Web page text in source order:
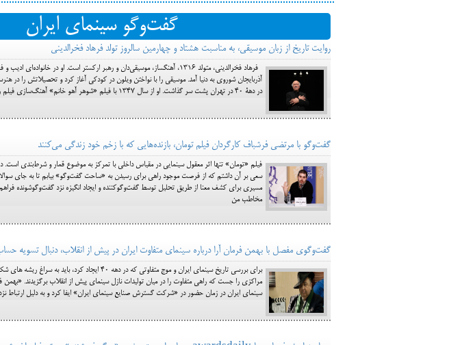
فهرست فیلم‌های بخش مسابقه جشنواره فیلم ونیز ۲۰۲۲ مشخص شد، سهم پررنگ
ایرانی‌ها
بیرون راندن فیلم‌های منتسب به حامیان کرملین از جشنواره کن، راه برای مستقل‌ها
باز است
گفت‌وگو سینمای ایران
روایت تاریخ از زبان موسیقی، به مناسبت هشتاد و چهارمین سالروز تولد فرهاد فخرالدینی
فرهاد فخرالدینی، متولد ۱۳۱۶، آهنگساز، موسیقی‌دان و رهبر ارکستر است. او در
آذربایجان شوروی به دنیا آمد. موسیقی را با نواختن ویلون در کودکی آغاز کرد و تحصیلاتش را در
در دهۀ ۴۰ در تهران پشت سر گذاشت. او از سال ۱۳۴۷ با فیلم «شوهر آهو خانم» آهنگ‌سازی فیلم را آغاز کرد و تا به امروز برای فیلم‌ها
گفت‌وگو با مرتضی فرشباف کارگردان فیلم تومان، بازنده‌هایی که با زخم خود زندگی می‌کنند
فیلم «تومان» تنها اثر معقول سینمایی در مقیاس داخلی با تمرکز به موضوع قمار و شرط‌بندی است.
سعی بر آن داشتم که از فرصت موجود راهی برای رسیدن به «ساحت گفت‌و‌گو» بیابم تا به جای
مسیری برای کشف معنا از طریق تحلیل توسط گفت‌و‌گوکننده و ایجاد انگیزه نزد گفت‌و‌گو‌شونده
مخاطب من
گفت‌وگوی مفصل با بهمن فرمان آرا درباره سینمای متفاوت ایران در پیش از انقلاب، دنبال تسویه حساب
برای بررسی تاریخ سینمای ایران و موج متفاوتی که در دهه 40
مراکزی را جست که راهی متفاوت را در میان تولیدات نازل سینمای پیش از انقلاب برگزیدند. «بهمن
سینمای ایران در زمان حضور در «شرکت گسترش صنایع سینمای ایران» ایفا کرد و به دلیل ارتباط